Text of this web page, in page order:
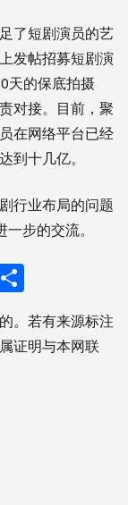
了短剧演员的艺
上发帖招募短剧演
0天的保底拍摄
对接。目前 ， 聚
在网络平台已经
达到十几亿。
行业布局的问题
一步的交流。
享
。若有来源标注
证明与本网联